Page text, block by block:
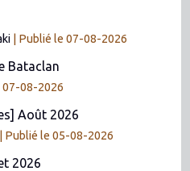
Publié le 07-08-2026
Bataclan
07-08-2026
Août 2026
Publié le 05-08-2026
2026